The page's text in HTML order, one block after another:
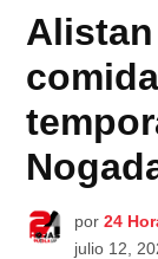
por 24
julio 12,